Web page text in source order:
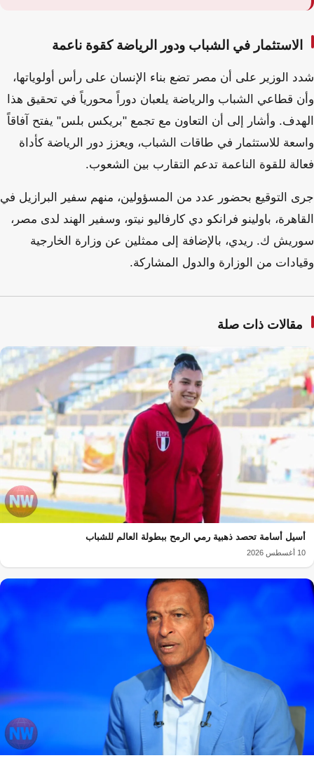
الاستثمار في الشباب ودور الرياضة كقوة ناعمة
شدد الوزير على أن مصر تضع بناء الإنسان على رأس أولوياتها،
وأن قطاعي الشباب والرياضة يلعبان دوراً محورياً في تحقيق هذا
الهدف. وأشار إلى أن التعاون مع تجمع "بريكس بلس" يفتح آفاقاً
واسعة للاستثمار في طاقات الشباب، ويعزز دور الرياضة كأداة
فعالة للقوة الناعمة تدعم التقارب بين الشعوب.
جرى التوقيع بحضور عدد من المسؤولين، منهم سفير البرازيل في
القاهرة، باولينو فرانكو دي كارفاليو نيتو، وسفير الهند لدى مصر،
سوريش ك. ريدي، بالإضافة إلى ممثلين عن وزارة الخارجية
وقيادات من الوزارة والدول المشاركة.
مقالات ذات صلة
أسيل أسامة تحصد ذهبية رمي الرمح ببطولة العالم للشباب
10 أغسطس 2026